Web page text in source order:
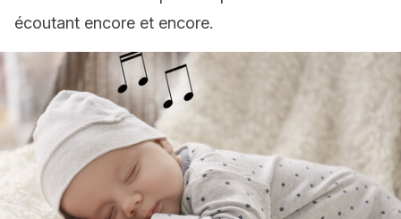
écoutant encore et encore.